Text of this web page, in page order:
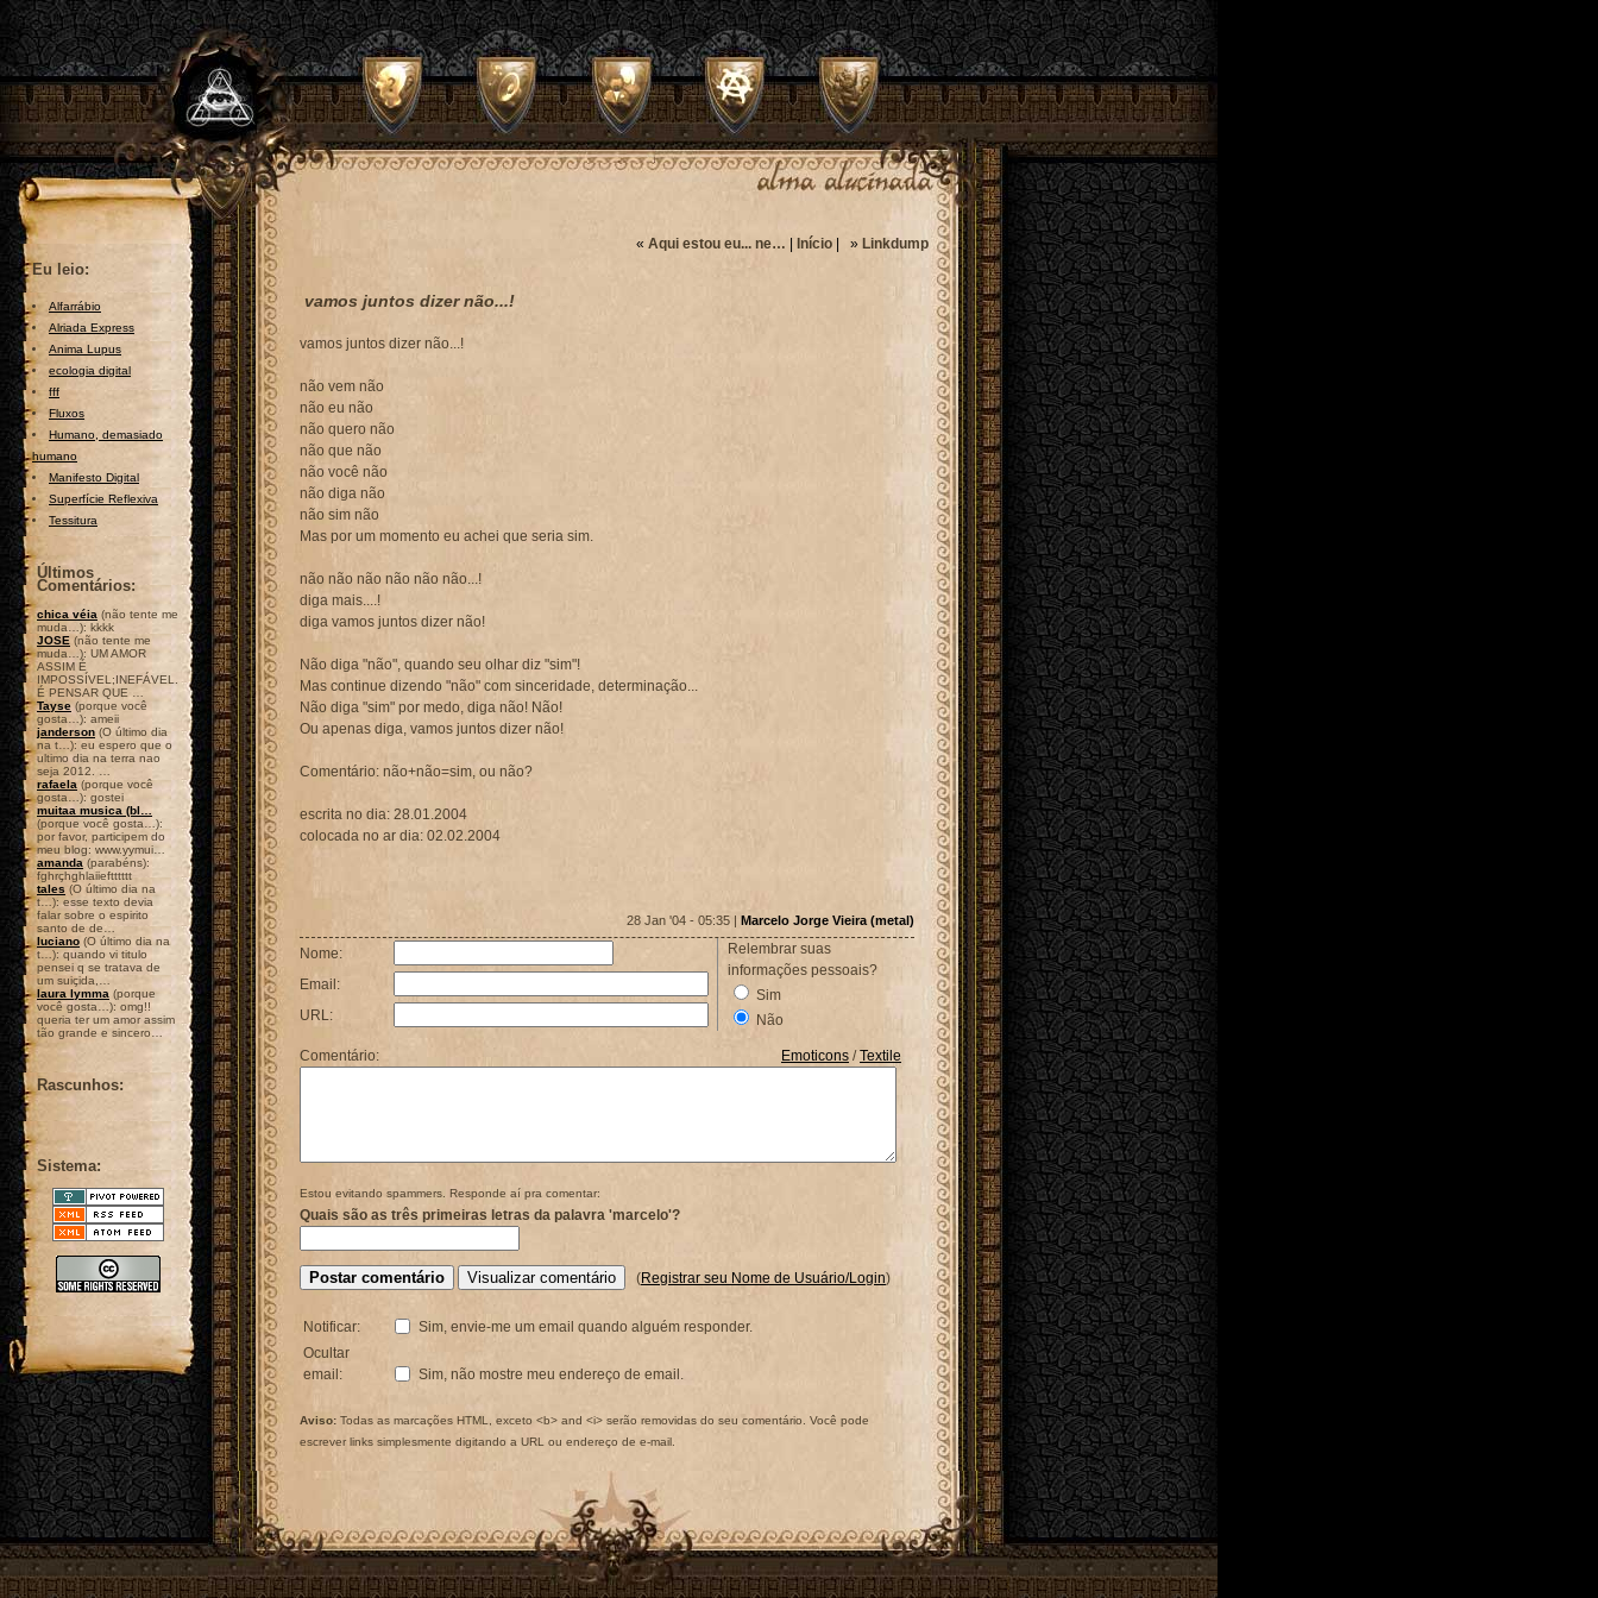
Eu leio:
Alfarrábio
Alriada Express
Anima Lupus
ecologia digital
fff
Fluxos
Humano, demasiado
humano
Manifesto Digital
Superfície Reflexiva
Tessitura
Últimos
Comentários:
chica véia (não tente me
muda…): kkkk
JOSE (não tente me
muda…): UM AMOR
ASSIM É
IMPOSSÍVEL;INEFÁVEL.
É PENSAR QUE …
Tayse(porque você
gosta…): ameii
janderson (O último dia
na t…): eu espero que o
ultimo dia na terra nao
seja 2012. …
rafaela (porque você
gosta…): gostei
muitaa musica (bl…
(porque você gosta…):
por favor, participem do
meu blog: www.yymui…
amanda (parabéns):
fghrçhghlaiieftttttt
tales (O último dia na
t…): esse texto devia
falar sobre o espirito
santo de de…
luciano (O último dia na
t…): quando vi titulo
pensei q se tratava de
um suiçida,…
laura lymma (porque
você gosta…): omg!!
queria ter um amor assim
tão grande e sincero…
Rascunhos:
Sistema:
« Aqui estou eu... ne… Início | » Linkdump
vamos juntos dizer não...!
vamos juntos dizer não...!
não vem não
não eu não
não quero não
não que não
não você não
não diga não
não sim não
Mas por um momento eu achei que seria sim.
não não não não não não...!
diga mais....!
diga vamos juntos dizer não!
Não diga "não", quando seu olhar diz "sim"!
Mas continue dizendo "não" com sinceridade, determinação...
Não diga "sim" por medo, diga não! Não!
Ou apenas diga, vamos juntos dizer não!
Comentário: não+não=sim, ou não?
escrita no dia: 28.01.2004
colocada no ar dia: 02.02.2004
28 Jan '04 - 05:35 | Marcelo Jorge Vieira (metal)
Nome:
Relembrar suas
informações pessoais?
Sim
Não
Email:
URL:
Comentário: Emoticons /Textile
Estou evitando spammers. Responde aí pra comentar:
Quais são as três primeiras letras da palavra 'marcelo'?
(Registrar seu Nome de Usuário/Login)
Notificar:
Sim, envie-me um email quando alguém responder.
Ocultar
email:
Sim, não mostre meu endereço de email.
Aviso: Todas as marcações HTML, exceto <b> and <i> serão removidas do seu comentário. Você pode
escrever links simplesmente digitando a URL ou endereço de e-mail.